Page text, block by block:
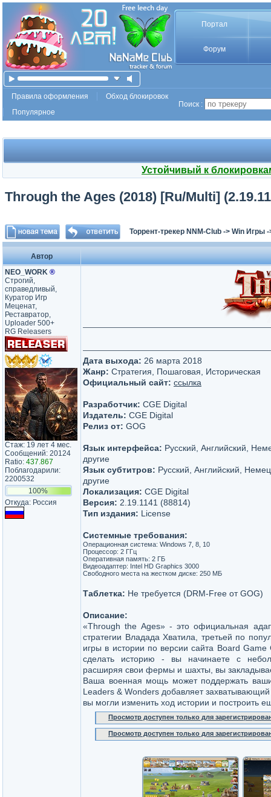
Портал
Форум
Правила оформления
Обход блокировок
Популярное
Поиск :
Устойчивый к
Through the Ages (2018) [Ru/Multi]
Торрент-трекер NNM-Club -> Win Игры
Автор
NEO_WORK ®
Строгий,
справедливый,
Куратор Игр
Меценат,
Реставратор,
Uploader 500+
RG Releasers
Стаж: 19 лет 4 мес.
Сообщений: 20124
Ratio: 437.867
Поблагодарили:
2200532
100%
Откуда: Россия
Дата выхода: 26 марта 2018
Жанр: Стратегия, Пошаговая, Историческая
Официальный сайт: ссылка
Разработчик: CGE Digital
Издатель: CGE Digital
Релиз от: GOG
Язык интерфейса: Русский, Английский,
другие
Язык субтитров: Русский, Английский,
другие
Локализация: CGE Digital
Версия: 2.19.1141 (88814)
Тип издания: License
Системные требования:
Операционная система: Windows 7, 8, 10
Процессор: 2 ГГц
Оперативная память: 2 ГБ
Видеоадаптер: Intel HD Graphics 3000
Свободного места на жестком диске: 250 МБ
Таблетка: Не требуется (DRM-Free от GOG)
Описание:
«Through the Ages» - это официальная
стратегии Владада Хватила, третьей по
игры в истории по версии сайта Board
сделать историю - вы начинаете с
расширяя свои фермы и шахты, вы
Ваша военная мощь может поддержать
Leaders & Wonders добавляет
вы могли изменить ход истории и построить
Просмотр доступен только для
Просмотр доступен только для